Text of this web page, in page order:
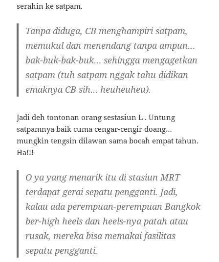
serahin ke satpam.
Tanpa diduga, CB menghampiri satpam,
memukul dan menendang tanpa ampun…
bak-buk-bak-buk… sehingga mengagetkan
satpam (tuh satpam nggak tahu didikan
emaknya CB sih… heuheuheu).
Jadi deh tontonan orang sestasiun L . Untung
satpamnya baik cuma cengar-cengir doang…
mungkin tengsin dilawan sama bocah empat tahun.
Ha!!!
O ya yang menarik itu di stasiun MRT
terdapat gerai sepatu pengganti. Jadi,
kalau ada perempuan-perempuan Bangkok
ber-high heels dan heels-nya patah atau
rusak, mereka bisa memakai fasilitas
sepatu pengganti.